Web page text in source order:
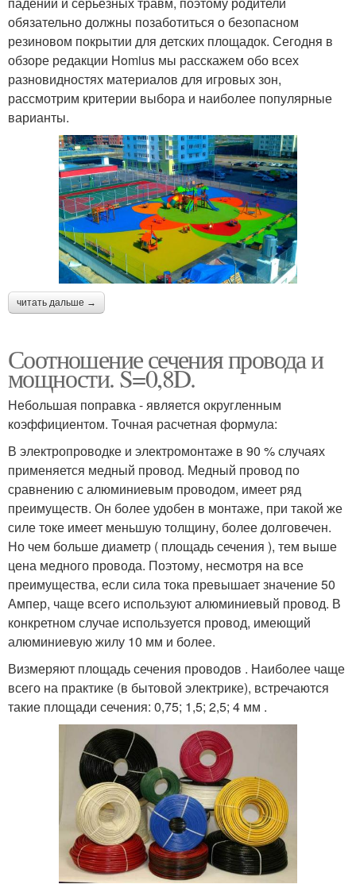
обязательно должны позаботиться о безопасном
резиновом покрытии для детских площадок. Сегодня в
обзоре редакции Homius мы расскажем обо всех
разновидностях материалов для игровых зон,
рассмотрим критерии выбора и наиболее популярные
варианты.
читать дальше →
Соотношение сечения провода и
мощности. S=0,8D.
Небольшая поправка - является округленным
коэффициентом. Точная расчетная формула:
В электропроводке и электромонтаже в 90 % случаях
применяется медный провод. Медный провод по
сравнению с алюминиевым проводом, имеет ряд
преимуществ. Он более удобен в монтаже, при такой же
силе токе имеет меньшую толщину, более долговечен.
Но чем больше диаметр ( площадь сечения ), тем выше
цена медного провода. Поэтому, несмотря на все
преимущества, если сила тока превышает значение 50
Ампер, чаще всего используют алюминиевый провод. В
конкретном случае используется провод, имеющий
алюминиевую жилу 10 мм и более.
Визмеряют площадь сечения проводов . Наиболее чаще
всего на практике (в бытовой электрике), встречаются
такие площади сечения: 0,75; 1,5; 2,5; 4 мм .